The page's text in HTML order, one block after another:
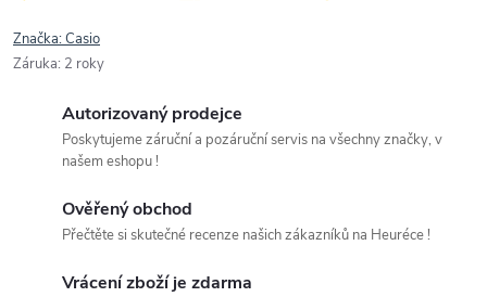
Značka:Casio
Záruka: 2 roky
Autorizovaný prodejce
Poskytujeme záruční a pozáruční servis na všechny značky, v
našem eshopu !
Ověřený obchod
Přečtěte si skutečné recenze našich zákazníků na Heuréce !
Vrácení zboží je zdarma